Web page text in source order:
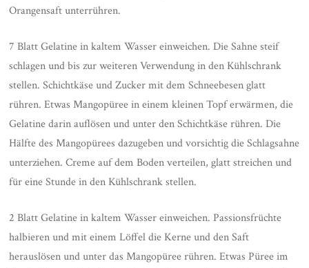
Orangensaft unterrühren.
7 Blatt Gelatine in kaltem Wasser einweichen. Die Sahne steif
schlagen und bis zur weiteren Verwendung in den Kühlschrank
stellen. Schichtkäse und Zucker mit dem Schneebesen glatt
rühren. Etwas Mangopüree in einem kleinen Topf erwärmen, die
Gelatine darin auflösen und unter den Schichtkäse rühren. Die
Hälfte des Mangopürees dazugeben und vorsichtig die Schlagsahne
unterziehen. Creme auf dem Boden verteilen, glatt streichen und
für eine Stunde in den Kühlschrank stellen.
2 Blatt Gelatine in kaltem Wasser einweichen. Passionsfrüchte
halbieren und mit einem Löffel die Kerne und den Saft
herauslösen und unter das Mangopüree rühren. Etwas Püree im